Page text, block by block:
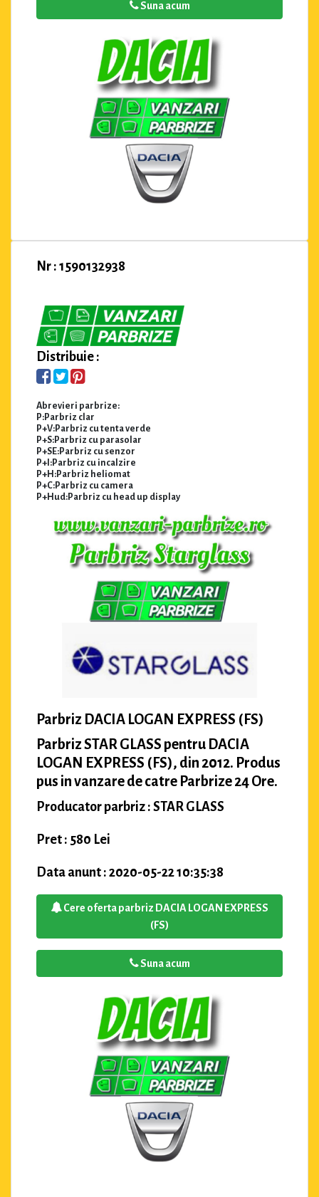
Suna acum
Nr : 1590132938
Distribuie :
Abrevieri parbrize:
P:Parbriz clar
P+V:Parbriz cu tenta verde
P+S:Parbriz cu parasolar
P+SE:Parbriz cu senzor
P+I:Parbriz cu incalzire
P+H:Parbriz heliomat
P+C:Parbriz cu camera
P+Hud:Parbriz cu head up display
Parbriz DACIA LOGAN EXPRESS (FS)
Parbriz STAR GLASS pentru DACIA
LOGAN EXPRESS (FS), din 2012. Produs
pus in vanzare de catre Parbrize 24 Ore.
Producator parbriz : STAR GLASS
Pret : 580 Lei
Data anunt : 2020-05-22 10:35:38
Cere oferta parbriz DACIA LOGAN EXPRESS
(FS)
Suna acum